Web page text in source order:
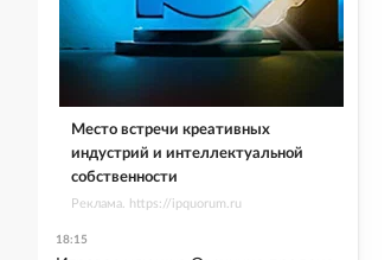
Место встречи креативных
индустрий и интеллектуальной
собственности
Реклама. https://ipquorum.ru
18:15